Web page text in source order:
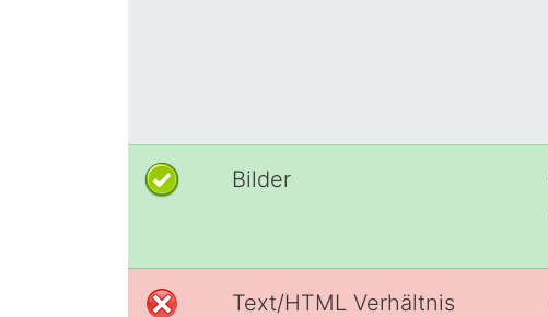
Bilder
Text/HTML Verhältnis